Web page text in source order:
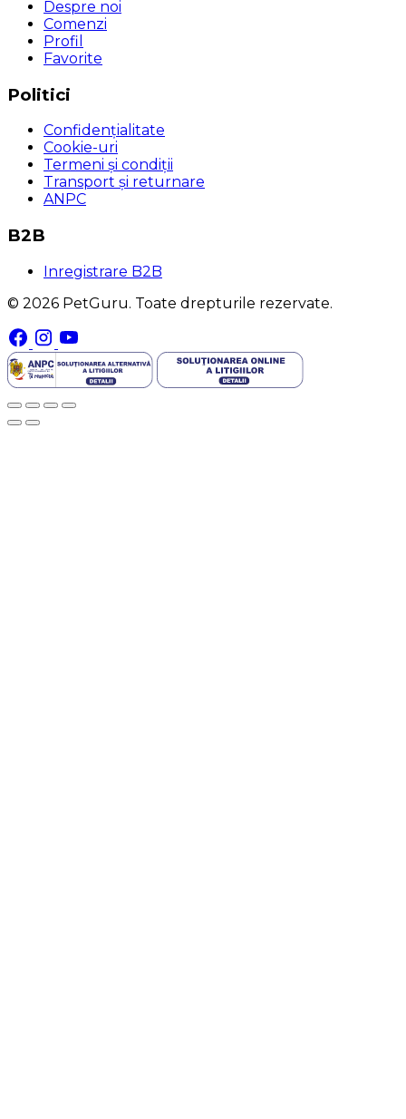
Despre noi
Comenzi
Profil
Favorite
Politici
Confidențialitate
Cookie-uri
Termeni și condiții
Transport și returnare
ANPC
B2B
Inregistrare B2B
© 2026 PetGuru. Toate drepturile rezervate.